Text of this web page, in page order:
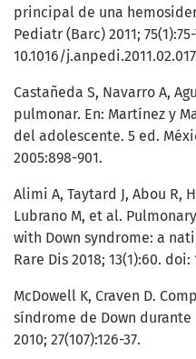
principal de una
Pediatr (Barc) 2011;
10.1016/
Castañeda S, Navarro A,
pulmonar. En: Martínez y
del adolescente. 5 ed.
2005:898-901.
Alimi A, Taytard J, Abou R,
Lubrano M, et al.
with Down syndrome: a
Rare Dis 2018; 13(1):60.
McDowell K, Craven D.
síndrome de Down
2010; 27(107):126-37.